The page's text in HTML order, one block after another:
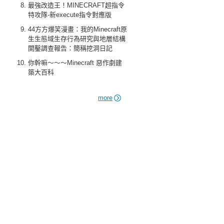
最強改造王！MINECRAFT超指令
特攻隊-新execute指令對應版
44方方爆笑漫畫：我的Minecraft原
生生態域生存行為研究與地層結構
開鑿調查報告：簡稱挖洞日記
你幹嘛～～～Minecraft 惡作劇建
築大百科
more